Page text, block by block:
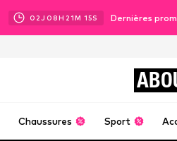
02J 08H 21M 13S Dernières
Chaussures Sport